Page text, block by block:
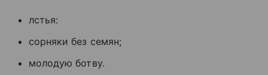
лстья:
сорняки без семян;
молодую ботву.